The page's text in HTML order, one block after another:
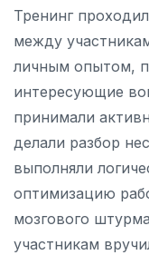
Тренинг
между
личным опытом,
интересующие
принимали
делали разбор
выполняли
оптимизацию
мозгового
участникам